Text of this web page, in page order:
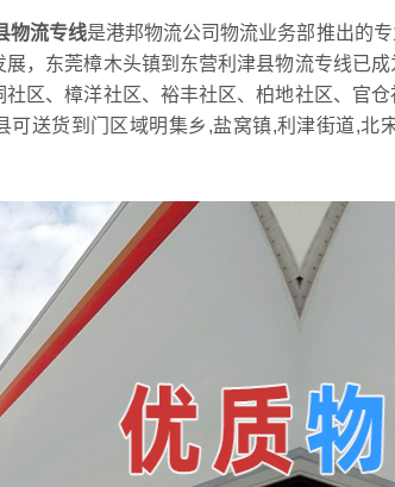
物流专线是港邦物流公司物流业务部推出的
，东莞樟木头镇到东营利津县物流专线已
区、樟洋社区、裕丰社区、柏地社区、官
可送货到门区域明集乡,盐窝镇,利津街道,北